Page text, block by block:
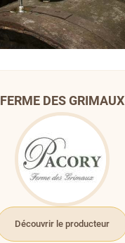
FERME DES GRIMAUX
Découvrir le producteur